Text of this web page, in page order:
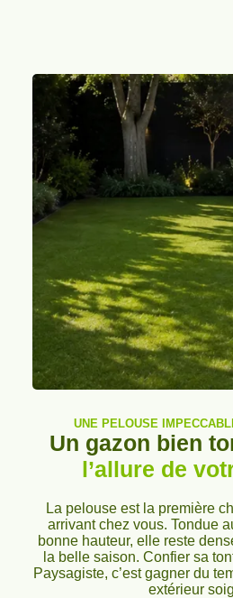
UNE PELOUSE
Un gazon bien
l’allure de
La pelouse est la première
arrivant chez vous. Tondue
bonne hauteur, elle reste
la belle saison. Confier sa
Paysagiste, c’est gagner du
extérieur